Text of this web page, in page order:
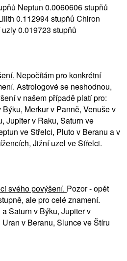
Neptun 0.0060606 stupňů
0.112994 stupňů Chiron
0.019723 stupňů
Nepočítám pro konkrétní
Astrologové se neshodnou,
v našem případě platí pro:
Merkur v Panně, Venuše v
Jupiter v Raku, Saturn ve
ve Střelci, Pluto v Beranu a v
Jižní uzel ve Střelci.
svého povýšení. Pozor - opět
ale pro celé znamení.
Saturn v Býku, Jupiter v
v Beranu, Slunce ve Štíru